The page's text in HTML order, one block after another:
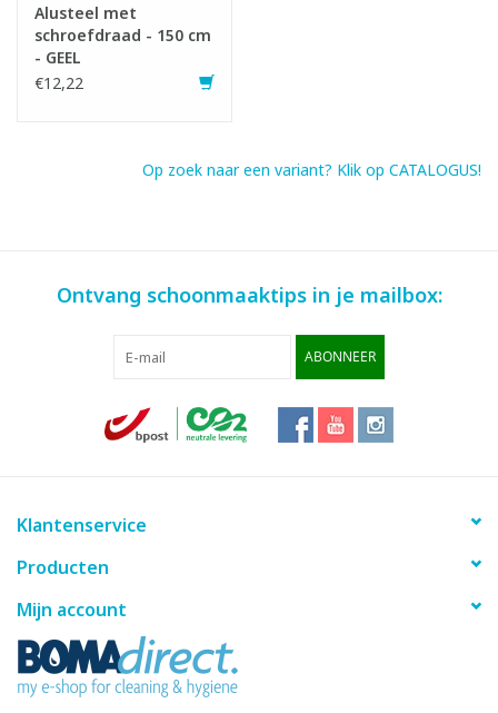
Alusteel met
schroefdraad - 150 cm
- GEEL
€12,22
Op zoek naar een variant? Klik op CATALOGUS!
Ontvang schoonmaaktips in je mailbox:
ABONNEER
Klantenservice
Producten
Mijn account